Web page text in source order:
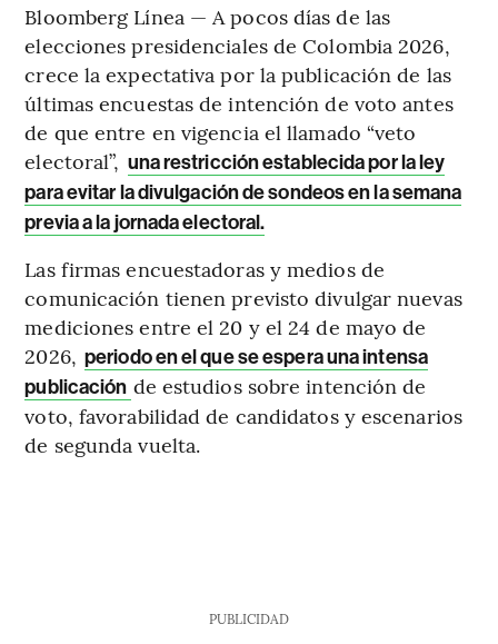
Bloomberg Línea — A pocos días de las
elecciones presidenciales de Colombia 2026,
crece la expectativa por la publicación de las
últimas encuestas de intención de voto antes
de que entre en vigencia el llamado “veto
electoral”, una restricción establecida por la ley
para evitar la divulgación de sondeos en la semana
previa a la jornada electoral.
Las firmas encuestadoras y medios de
comunicación tienen previsto divulgar nuevas
mediciones entre el 20 y el 24 de mayo de
2026, periodo en el que se espera una intensa
publicación de estudios sobre intención de
voto, favorabilidad de candidatos y escenarios
de segunda vuelta.
PUBLICIDAD